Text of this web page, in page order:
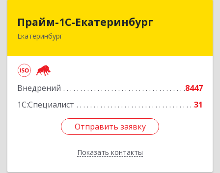
Прайм-1С-Екатеринбург
Екатеринбург
Внедрений
8447
1С:Специалист
31
Отправить заявку
Показать контакты
Прайм-1С-Екатеринбург
620142, Свердловская обл, Екатеринбург г, 8
Отправить заявку
Назад